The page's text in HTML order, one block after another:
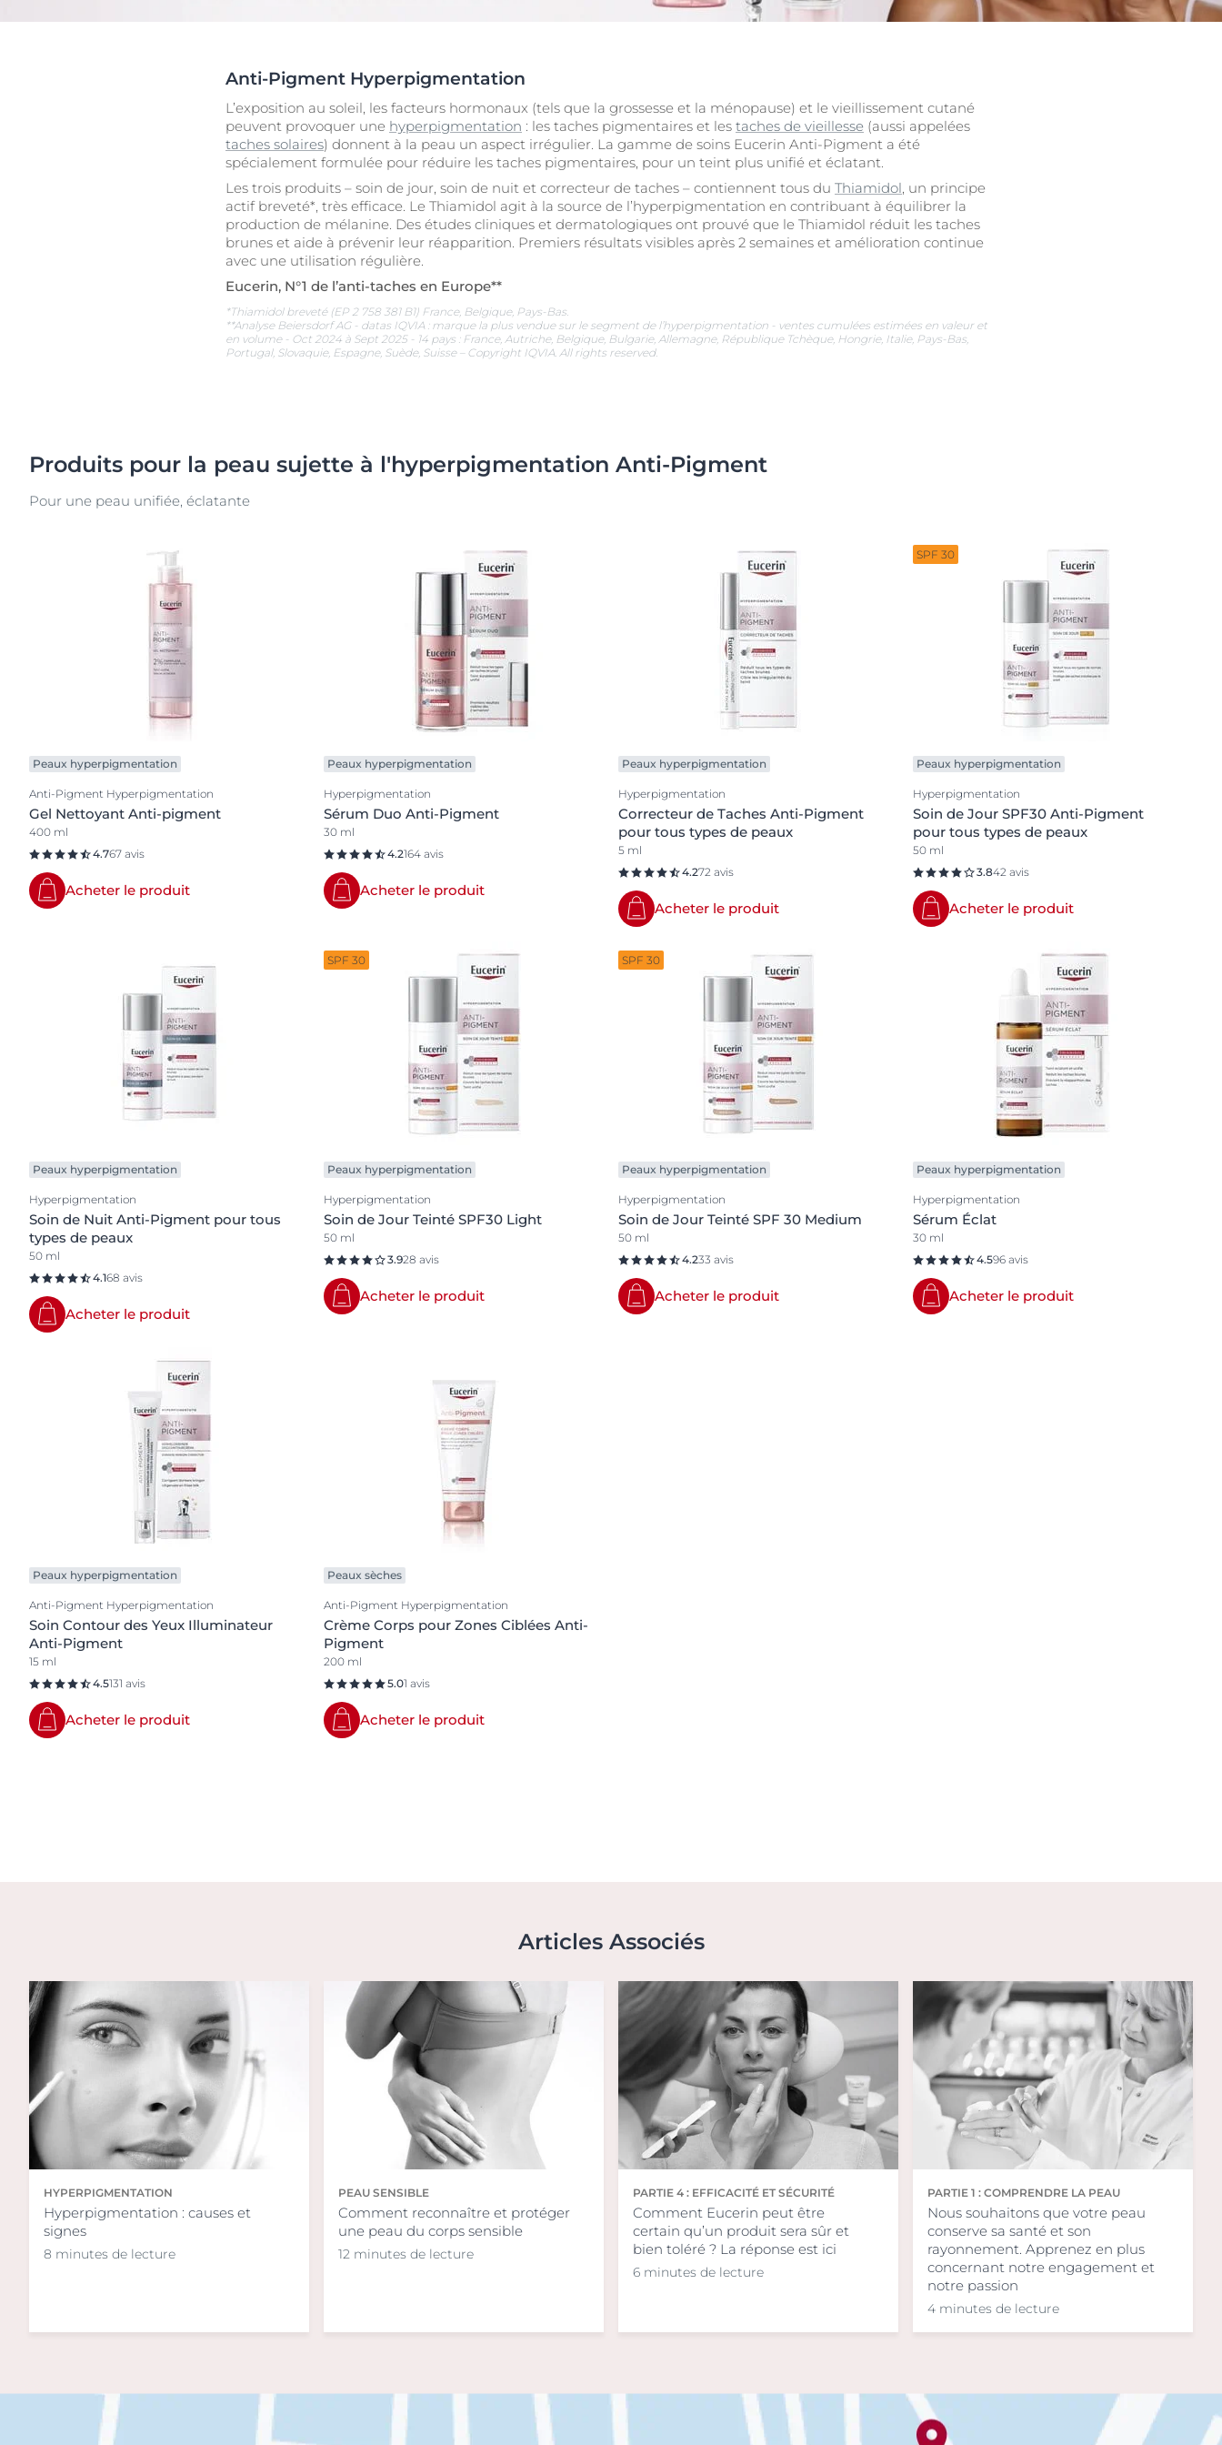
Peau irritée
Peau sujette aux rougeurs
Cheveux et cuir chevelu
Peaux Sensibles
Protection solaire
Soin de Jour SPF 30 Hyaluron-Filler +3x Effect
50 ml
4.6107 avis
Acheter le produit
Voir tous les produits
Anti-Pigment Hyperpigmentation
L’exposition au soleil, les facteurs hormonaux (tels que la grossesse et la ménopause) et le vieillissement cutané
peuvent provoquer une hyperpigmentation : les taches pigmentaires et les taches de vieillesse (aussi appelées
taches solaires) donnent à la peau un aspect irrégulier. La gamme de soins Eucerin Anti-Pigment a été
spécialement formulée pour réduire les taches pigmentaires, pour un teint plus unifié et éclatant.
Les trois produits – soin de jour, soin de nuit et correcteur de taches – contiennent tous du Thiamidol, un principe
actif breveté*, très efficace. Le Thiamidol agit à la source de l’hyperpigmentation en contribuant à équilibrer la
production de mélanine. Des études cliniques et dermatologiques ont prouvé que le Thiamidol réduit les taches
brunes et aide à prévenir leur réapparition. Premiers résultats visibles après 2 semaines et amélioration continue
avec une utilisation régulière.
Eucerin, N°1 de l’anti-taches en Europe**
*Thiamidol breveté (EP 2 758 381 B1) France, Belgique, Pays-Bas.
**Analyse Beiersdorf AG - datas IQVIA : marque la plus vendue sur le segment de l’hyperpigmentation - ventes cumulées estimées en valeur et
en volume - Oct 2024 à Sept 2025 - 14 pays : France, Autriche, Belgique, Bulgarie, Allemagne, République Tchèque, Hongrie, Italie, Pays-Bas,
Portugal, Slovaquie, Espagne, Suède, Suisse – Copyright IQVIA. All rights reserved.
Produits pour la peau sujette à l'hyperpigmentation Anti-Pigment
Pour une peau unifiée, éclatante
Peaux hyperpigmentation
Anti-Pigment Hyperpigmentation
Gel Nettoyant Anti-pigment
400 ml
4.767 avis
Acheter le produit
Peaux hyperpigmentation
Hyperpigmentation
Sérum Duo Anti-Pigment
30 ml
4.2164 avis
Acheter le produit
Peaux hyperpigmentation
Hyperpigmentation
Correcteur de Taches Anti-Pigment
pour tous types de peaux
5 ml
4.272 avis
Acheter le produit
SPF 30
Peaux hyperpigmentation
Hyperpigmentation
Soin de Jour SPF30 Anti-Pigment
pour tous types de peaux
50 ml
3.842 avis
Acheter le produit
Peaux hyperpigmentation
Hyperpigmentation
Soin de Nuit Anti-Pigment pour tous
types de peaux
50 ml
4.168 avis
Acheter le produit
SPF 30
Peaux hyperpigmentation
Hyperpigmentation
Soin de Jour Teinté SPF30 Light
50 ml
3.928 avis
Acheter le produit
SPF 30
Peaux hyperpigmentation
Hyperpigmentation
Soin de Jour Teinté SPF 30 Medium
50 ml
4.233 avis
Acheter le produit
Peaux hyperpigmentation
Hyperpigmentation
Sérum Éclat
30 ml
4.596 avis
Acheter le produit
Peaux hyperpigmentation
Anti-Pigment Hyperpigmentation
Soin Contour des Yeux Illuminateur
Anti-Pigment
15 ml
4.5131 avis
Acheter le produit
Peaux sèches
Anti-Pigment Hyperpigmentation
Crème Corps pour Zones Ciblées Anti-
Pigment
200 ml
5.01 avis
Acheter le produit
Articles Associés
HYPERPIGMENTATION
Hyperpigmentation : causes et
signes
8 minutes de lecture
PEAU SENSIBLE
Comment reconnaître et protéger
une peau du corps sensible
12 minutes de lecture
PARTIE 4 : EFFICACITÉ ET SÉCURITÉ
Comment Eucerin peut être
certain qu’un produit sera sûr et
bien toléré ? La réponse est ici
6 minutes de lecture
PARTIE 1 : COMPRENDRE LA PEAU
Nous souhaitons que votre peau
conserve sa santé et son
rayonnement. Apprenez en plus
concernant notre engagement et
notre passion
4 minutes de lecture